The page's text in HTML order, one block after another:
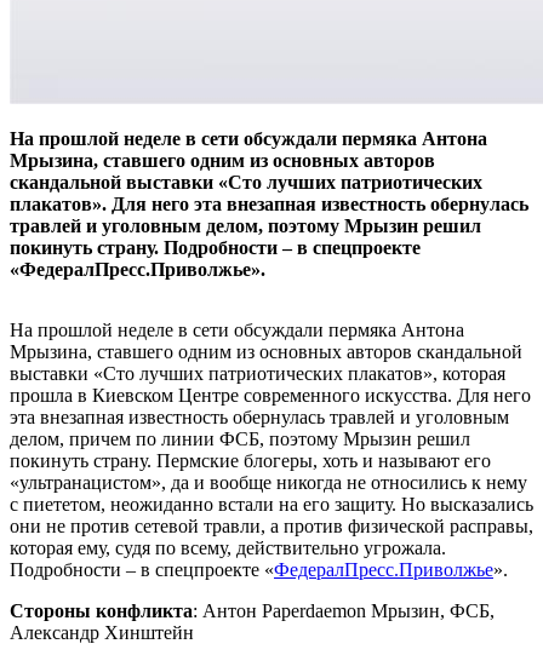
На прошлой неделе в сети обсуждали пермяка Антона
Мрызина, ставшего одним из основных авторов
скандальной выставки «Сто лучших патриотических
плакатов». Для него эта внезапная известность обернулась
травлей и уголовным делом, поэтому Мрызин решил
покинуть страну. Подробности – в спецпроекте
«ФедералПресс.Приволжье».
На прошлой неделе в сети обсуждали пермяка Антона
Мрызина, ставшего одним из основных авторов скандальной
выставки «Сто лучших патриотических плакатов», которая
прошла в Киевском Центре современного искусства. Для него
эта внезапная известность обернулась травлей и уголовным
делом, причем по линии ФСБ, поэтому Мрызин решил
покинуть страну. Пермские блогеры, хоть и называют его
«ультранацистом», да и вообще никогда не относились к нему
с пиететом, неожиданно встали на его защиту. Но высказались
они не против сетевой травли, а против физической расправы,
которая ему, судя по всему, действительно угрожала.
Подробности – в спецпроекте «ФедералПресс.Приволжье».
Стороны конфликта: Антон Paperdaemon Мрызин, ФСБ,
Александр Хинштейн